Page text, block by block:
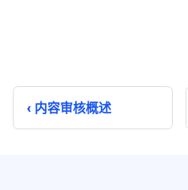
内容审核概述